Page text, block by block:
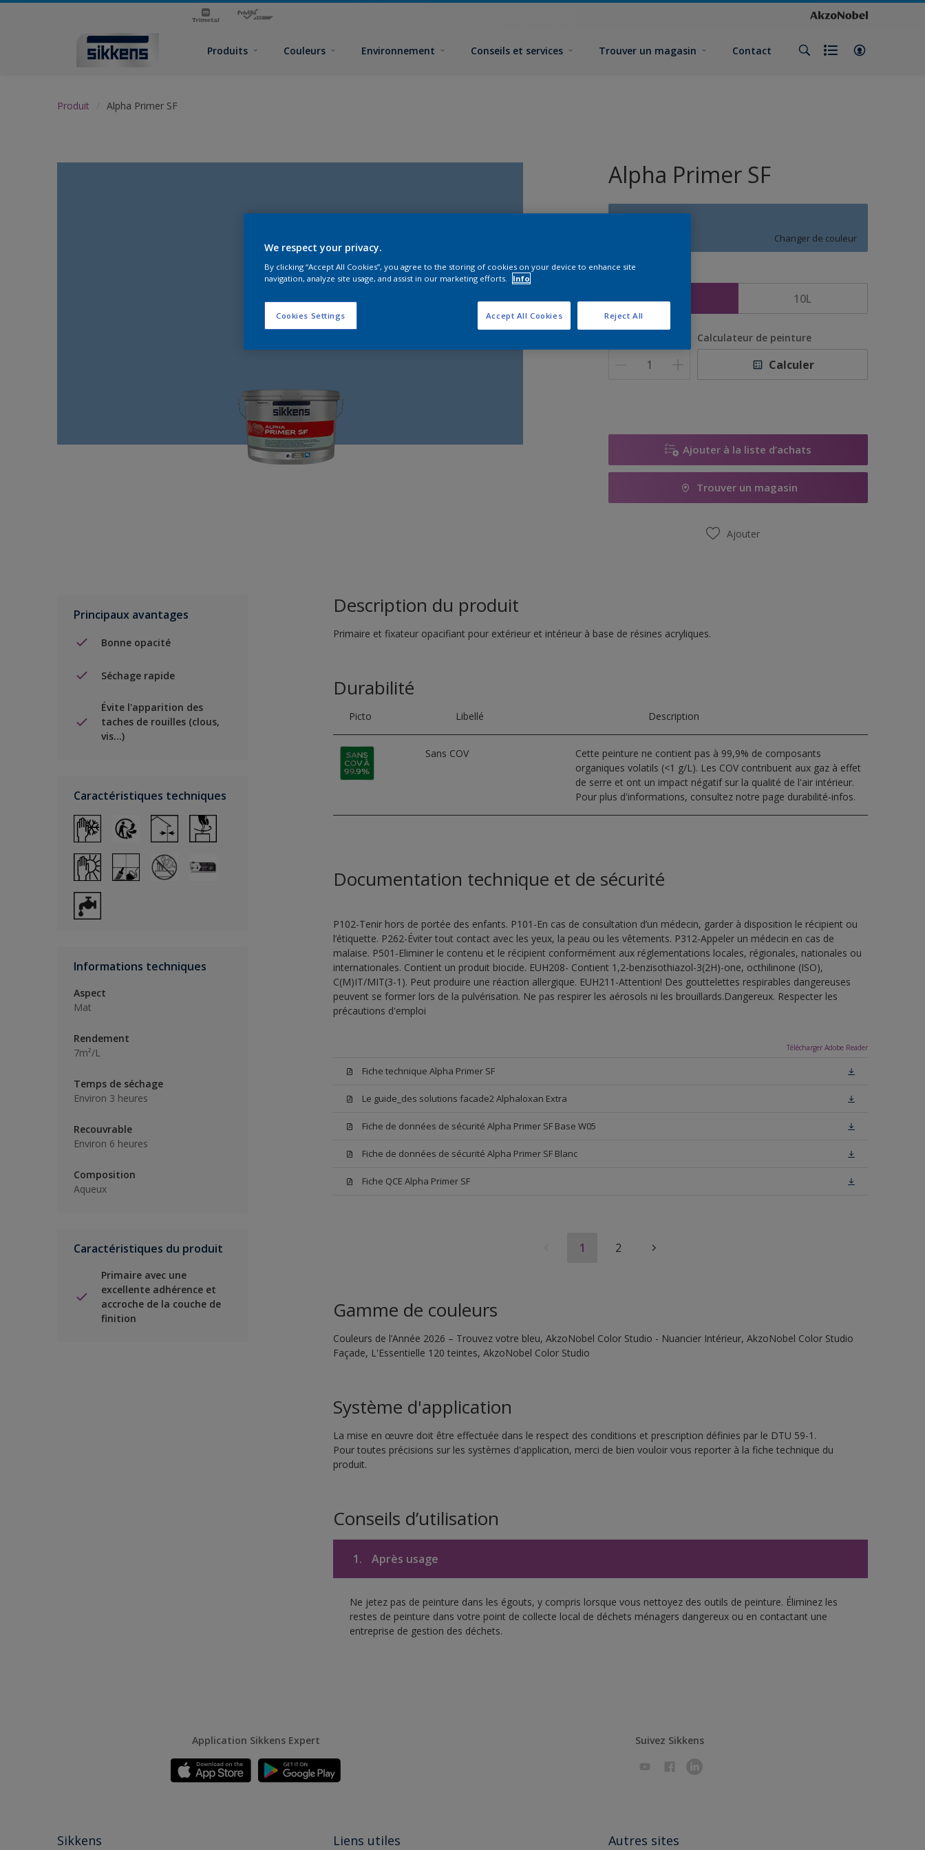
Produits Couleurs Environnement Conseils et services Trouver un magasin Contact
Produit Alpha Primer SF
Alpha Primer SF
Changer de couleur
5L 10L
Calculateur de peinture
Calculer
Ajouter à la liste d’achats
Trouver un magasin
Ajouter
Principaux avantages
Bonne opacité
Séchage rapide
Évite l'apparition des
taches de rouilles (clous,
vis…)
Caractéristiques techniques
Informations techniques
Aspect
Mat
Rendement
7m²/L
Temps de séchage
Environ 3 heures
Recouvrable
Environ 6 heures
Composition
Aqueux
Caractéristiques du produit
Primaire avec une
excellente adhérence et
accroche de la couche de
finition
Description du produit
Primaire et fixateur opacifiant pour extérieur et intérieur à base de résines acryliques.
Durabilité
Picto Libellé Description
Sans COV
Cette peinture ne contient pas à 99,9% de composants
organiques volatils (<1 g/L). Les COV contribuent aux gaz à effet
de serre et ont un impact négatif sur la qualité de l'air intérieur.
Pour plus d'informations, consultez notre page durabilité-infos.
Documentation technique et de sécurité
P102-Tenir hors de portée des enfants. P101-En cas de consultation d’un médecin, garder à disposition le récipient ou
l’étiquette. P262-Éviter tout contact avec les yeux, la peau ou les vêtements. P312-Appeler un médecin en cas de
malaise. P501-Eliminer le contenu et le récipient conformément aux réglementations locales, régionales, nationales ou
internationales. Contient un produit biocide. EUH208- Contient 1,2-benzisothiazol-3(2H)-one, octhilinone (ISO),
C(M)IT/MIT(3-1). Peut produire une réaction allergique. EUH211-Attention! Des gouttelettes respirables dangereuses
peuvent se former lors de la pulvérisation. Ne pas respirer les aérosols ni les brouillards.Dangereux. Respecter les
précautions d'emploi
Télécharger Adobe Reader
Fiche technique Alpha Primer SF
Le guide_des solutions facade2 Alphaloxan Extra
Fiche de données de sécurité Alpha Primer SF Base W05
Fiche de données de sécurité Alpha Primer SF Blanc
Fiche QCE Alpha Primer SF
1 2
Gamme de couleurs
Couleurs de l’Année 2026 – Trouvez votre bleu, AkzoNobel Color Studio - Nuancier Intérieur, AkzoNobel Color Studio
Façade, L'Essentielle 120 teintes, AkzoNobel Color Studio
Système d'application
La mise en œuvre doit être effectuée dans le respect des conditions et prescription définies par le DTU 59-1.
Pour toutes précisions sur les systèmes d'application, merci de bien vouloir vous reporter à la fiche technique du
produit.
Conseils d’utilisation
1. Après usage
Ne jetez pas de peinture dans les égouts, y compris lorsque vous nettoyez des outils de peinture. Éliminez les
restes de peinture dans votre point de collecte local de déchets ménagers dangereux ou en contactant une
entreprise de gestion des déchets.
Application Sikkens Expert Suivez Sikkens
Sikkens Liens utiles Autres sites
We respect your privacy.
By clicking “Accept All Cookies”, you agree to the storing of cookies on your device to enhance site
navigation, analyze site usage, and assist in our marketing efforts.
Info
Cookies Settings Reject All
Accept All Cookies